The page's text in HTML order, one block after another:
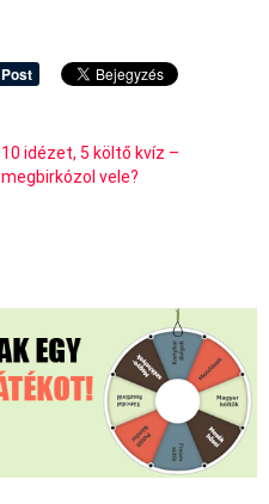
10 idézet, 5 költő kvíz –
megbirkózol vele?